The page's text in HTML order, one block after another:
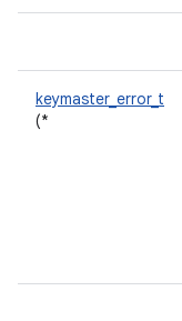
keymaster_error_t
(*